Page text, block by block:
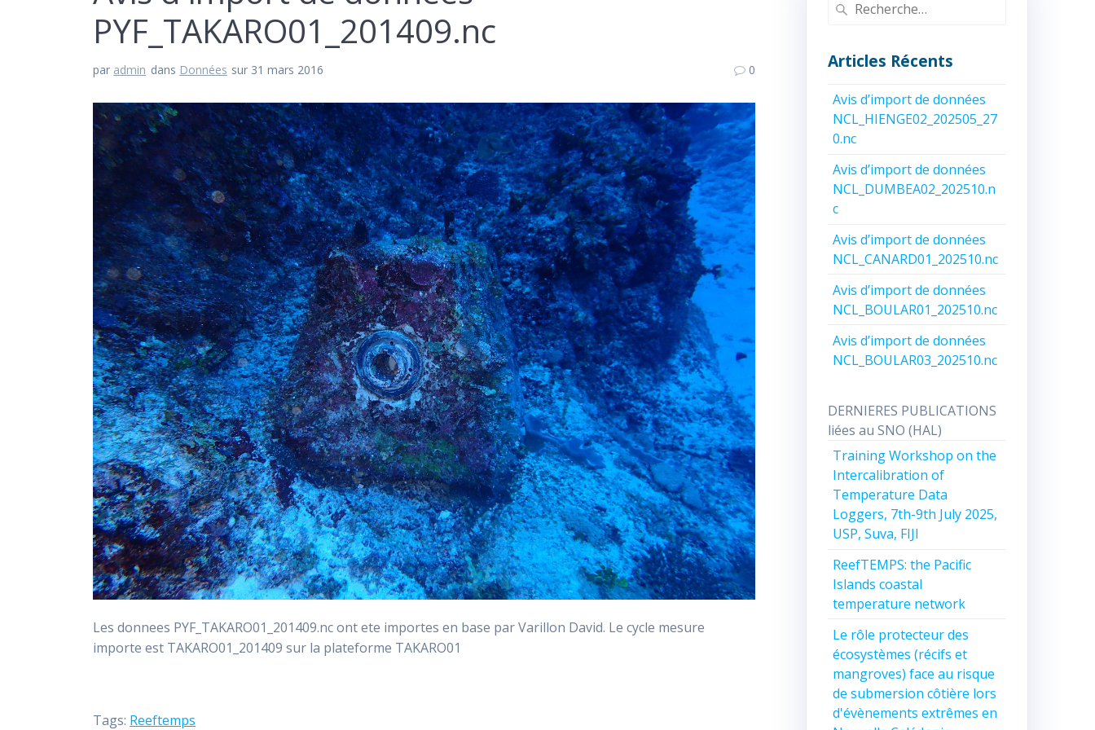
PYF_TAKARO01_201409.nc
par admin dans Données sur 31 mars 2016 0
Les donnees PYF_TAKARO01_201409.nc ont ete importes en base par Varillon David. Le cycle mesure
importe est TAKARO01_201409 sur la plateforme TAKARO01
Tags: Reeftemps
Articles Récents
Avis d’import de données
NCL_HIENGE02_202505_27
0.nc
Avis d’import de données
NCL_DUMBEA02_202510.n
c
Avis d’import de données
NCL_CANARD01_202510.nc
Avis d’import de données
NCL_BOULAR01_202510.nc
Avis d’import de données
NCL_BOULAR03_202510.nc
DERNIERES PUBLICATIONS
liées au SNO (HAL)
Training Workshop on the
Intercalibration of
Temperature Data
Loggers, 7th-9th July 2025,
USP, Suva, FIJI
ReefTEMPS: the Pacific
Islands coastal
temperature network
Le rôle protecteur des
écosystèmes (récifs et
mangroves) face au risque
de submersion côtière lors
d'évènements extrêmes en